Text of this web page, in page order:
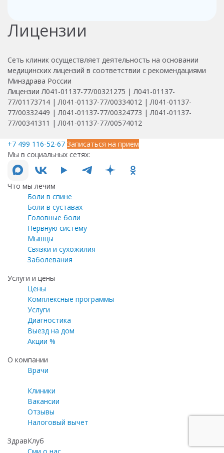
Лицензии
Сеть клиник осуществляет деятельность на основании
медицинских лицензий в соответствии с рекомендациями
Минздрава России
Лицензии Л041-01137-77/00321275 | Л041-01137-
77/01173714 | Л041-01137-77/00334012 | Л041-01137-
77/00332449 | Л041-01137-77/00324773 | Л041-01137-
77/00341311 | Л041-01137-77/00574012
+7 499 116-52-67 Записаться на прием
Мы в социальных сетях:
Что мы лечим
Боли в спине
Боли в суставах
Головные боли
Нервную систему
Мышцы
Связки и сухожилия
Заболевания
Услуги и цены
Цены
Комплексные программы
Услуги
Диагностика
Выезд на дом
Акции %
О компании
Врачи
Клиники
Вакансии
Отзывы
Налоговый вычет
ЗдравКлуб